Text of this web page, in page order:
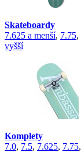
Skateboardy
7.625 a menší, 7.75,
vyšší
Komplety
7.0, 7.5, 7.625, 7.75,